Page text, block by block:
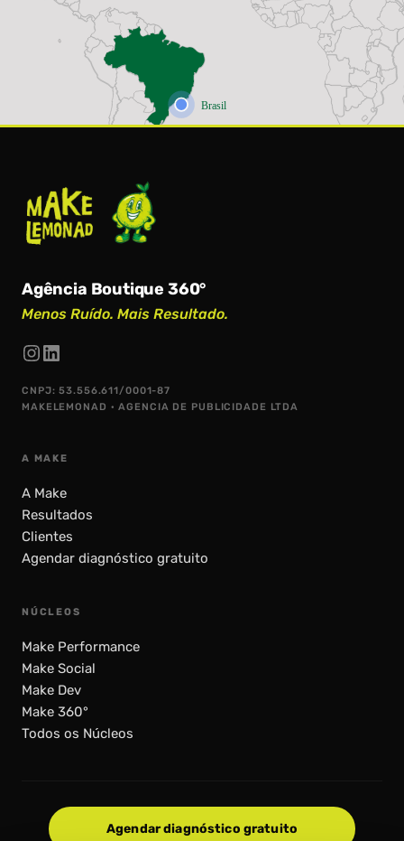
Agência Boutique 360°
Menos Ruído. Mais Resultado.
CNPJ: 53.556.611/0001-87
MAKELEMONAD · AGENCIA DE PUBLICIDADE LTDA
A MAKE
A Make
Resultados
Clientes
Agendar diagnóstico gratuito
NÚCLEOS
Make Performance
Make Social
Make Dev
Make 360°
Todos os Núcleos
Agendar diagnóstico gratuito